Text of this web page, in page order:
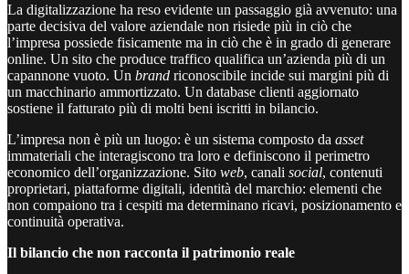
La digitalizzazione ha reso evidente un passaggio già avvenuto: una
parte decisiva del valore aziendale non risiede più in ciò che
l’impresa possiede fisicamente ma in ciò che è in grado di generare
online. Un sito che produce traffico qualifica un’azienda più di un
capannone vuoto. Un brand riconoscibile incide sui margini più di
un macchinario ammortizzato. Un database clienti aggiornato
sostiene il fatturato più di molti beni iscritti in bilancio.
L’impresa non è più un luogo: è un sistema composto da asset
immateriali che interagiscono tra loro e definiscono il perimetro
economico dell’organizzazione. Sito web, canali social, contenuti
proprietari, piattaforme digitali, identità del marchio: elementi che
non compaiono tra i cespiti ma determinano ricavi, posizionamento e
continuità operativa.
Il bilancio che non racconta il patrimonio reale